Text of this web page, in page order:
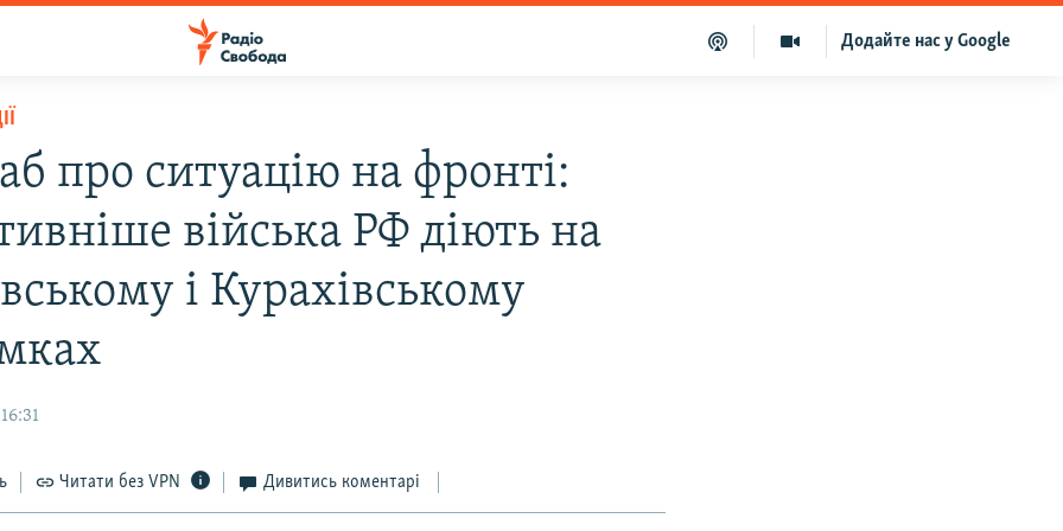
Додайте нас у Google
про ситуацію на фронті:
війська РФ діють на
і Курахівському
Читати без VPN Дивитись коментарі